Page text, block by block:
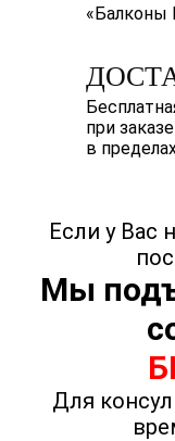
«Балконы
при
в
Если у Вас
Мы
Для